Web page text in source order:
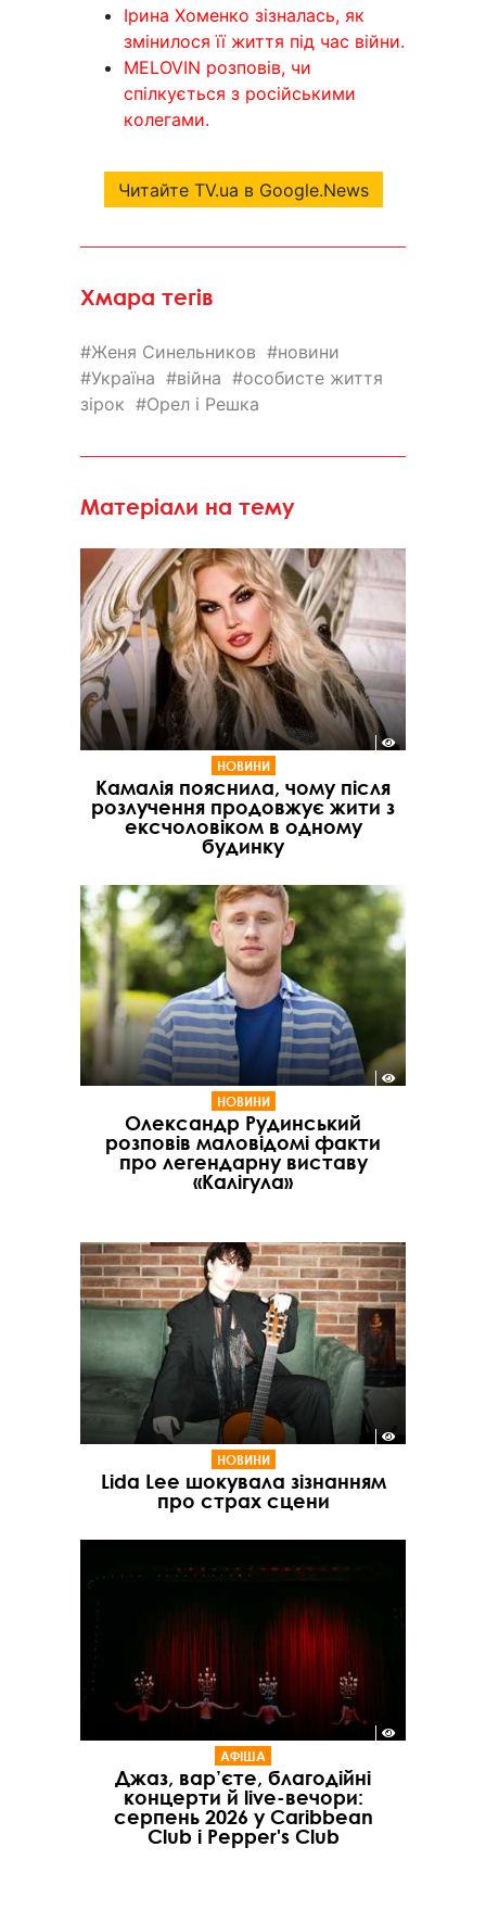
Ірина Хоменко зізналась, як
змінилося її життя під час війни.
MELOVIN розповів, чи
спілкується з російськими
колегами.
Читайте TV.ua в Google.News
Хмара тегів
Женя Синельников
новини
Україна
війна
особисте життя
зірок
Орел і Решка
Матеріали на тему
НОВИНИ
Камалія пояснила, чому після
розлучення продовжує жити з
ексчоловіком в одному
будинку
НОВИНИ
Олександр Рудинський
розповів маловідомі факти
про легендарну виставу
«Калігула»
НОВИНИ
Lida Lee шокувала зізнанням
про страх сцени
АФІША
Джаз, вар’єте, благодійні
концерти й live-вечори:
серпень 2026 у Caribbean
Club і Pepper's Club